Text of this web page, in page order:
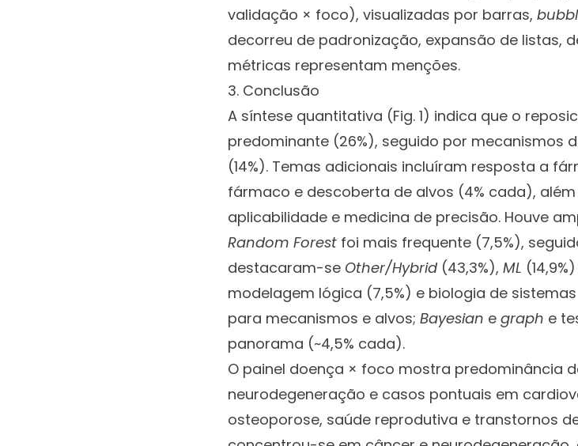
validação × foco), visualizadas por barras,
decorreu de padronização, expansão de listas,
métricas representam menções.
3. Conclusão
A síntese quantitativa (Fig. 1) indica que o
predominante (26%), seguido por mecanismos
(14%). Temas adicionais incluíram resposta a
fármaco e descoberta de alvos (4% cada),
aplicabilidade e medicina de precisão. Houve
Random Forest foi mais frequente (7,5%),
destacaram-se Other/Hybrid(43,3%), ML
modelagem lógica (7,5%) e biologia de
para mecanismos e alvos; Bayesian e graph e
panorama (~4,5% cada).
O painel doença × foco mostra predominância
neurodegeneração e casos pontuais em
osteoporose, saúde reprodutiva e transtornos